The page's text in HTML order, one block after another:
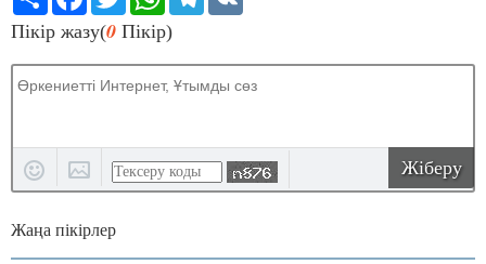
Пікір жазу(0 Пікір)
Жіберу
Жаңа пікірлер